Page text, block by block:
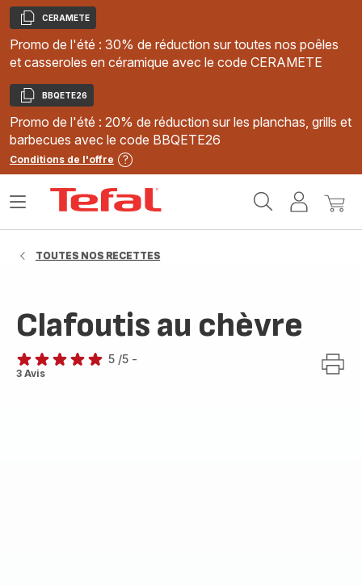
Copier
CERAMETE
Promo de l'été : 30% de réduction sur toutes nos poêles
et casseroles en céramique avec le code CERAMETE
Copier
BBQETE26
Promo de l'été : 20% de réduction sur les planchas, grills et
barbecues avec le code BBQETE26
Conditions de l'offre
MonMon
Ouvrir
TOUTES NOS RECETTES
Clafoutis au chèvre
Avis
5 /5 -
3 Avis